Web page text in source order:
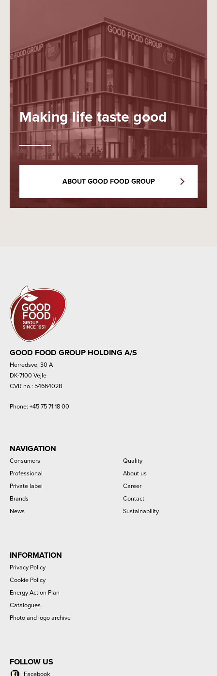
Making life taste good
ABOUT GOOD FOOD GROUP
GOOD FOOD GROUP HOLDING A/S
Herredsvej 30 A
DK-7100 Vejle
CVR no.: 54664028
Phone: +45 75 71 18 00
NAVIGATION
Consumers
Professional
Private label
Brands
News
Quality
About us
Career
Contact
Sustainability
INFORMATION
Privacy Policy
Cookie Policy
Energy Action Plan
Catalogues
Photo and logo archive
FOLLOW US
Facebook